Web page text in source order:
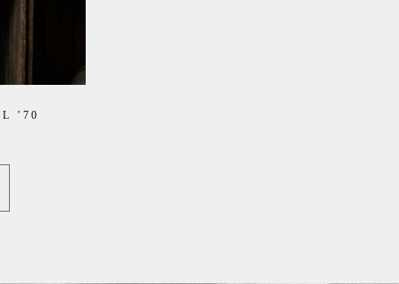
’70